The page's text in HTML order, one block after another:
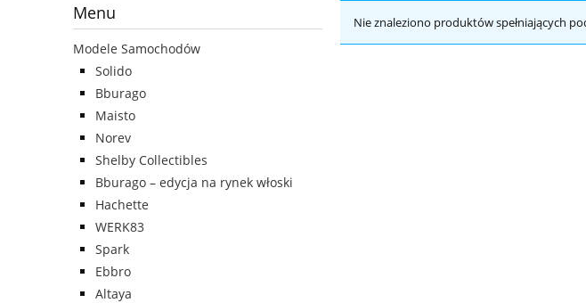
Menu
Modele Samochodów
Solido
Bburago
Maisto
Norev
Shelby Collectibles
Bburago – edycja na rynek włoski
Hachette
WERK83
Spark
Ebbro
Altaya
Nie znaleziono produktów spełniających